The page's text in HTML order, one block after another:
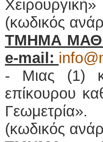
Χειρουργική»
(κωδικός
ΤΜΗΜΑ
e-mail :
- Μιας (1)
επίκουρου
Γεωμετρία».
(κωδικός